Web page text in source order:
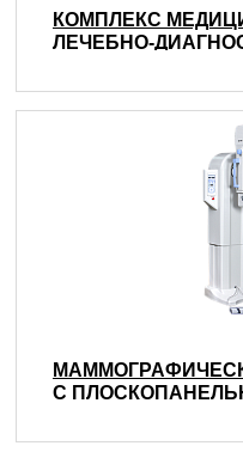
КОМПЛЕКС
ЛЕЧЕБНО-
ШАССИ ПАЗ
С